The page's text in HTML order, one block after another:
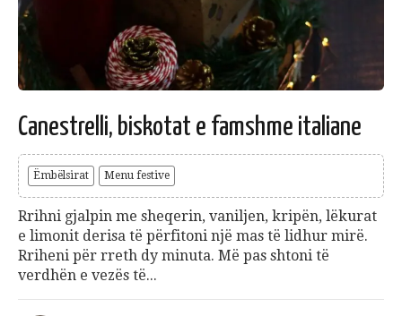
Canestrelli, biskotat e famshme italiane
Ëmbëlsirat Menu festive
Rrihni gjalpin me sheqerin, vaniljen, kripën, lëkurat
e limonit derisa të përfitoni një mas të lidhur mirë.
Rriheni për rreth dy minuta. Më pas shtoni të
verdhën e vezës të...